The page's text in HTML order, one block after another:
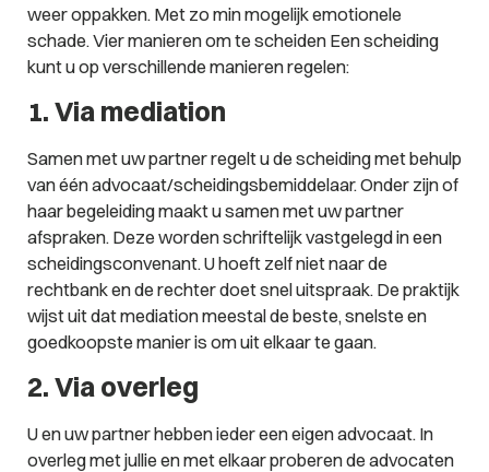
weer oppakken. Met zo min mogelijk emotionele
schade. Vier manieren om te scheiden Een scheiding
kunt u op verschillende manieren regelen:
1. Via mediation
Samen met uw partner regelt u de scheiding met behulp
van één advocaat/scheidingsbemiddelaar. Onder zijn of
haar begeleiding maakt u samen met uw partner
afspraken. Deze worden schriftelijk vastgelegd in een
scheidingsconvenant. U hoeft zelf niet naar de
rechtbank en de rechter doet snel uitspraak. De praktijk
wijst uit dat mediation meestal de beste, snelste en
goedkoopste manier is om uit elkaar te gaan.
2. Via overleg
U en uw partner hebben ieder een eigen advocaat. In
overleg met jullie en met elkaar proberen de advocaten